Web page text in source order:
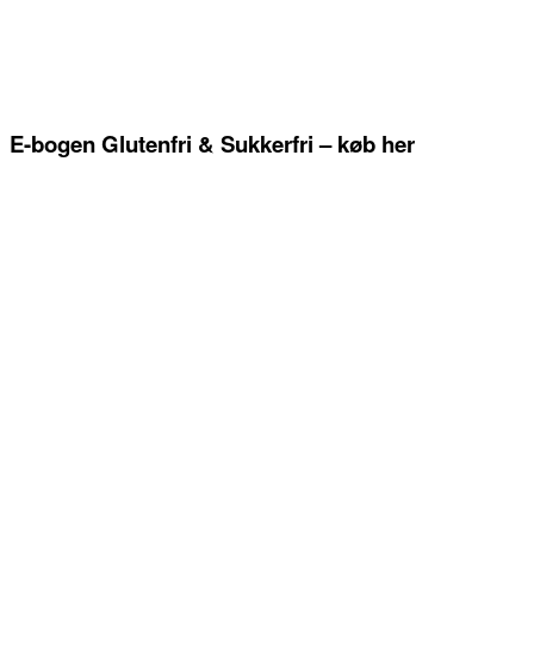
E-bogen Glutenfri & Sukkerfri – køb her